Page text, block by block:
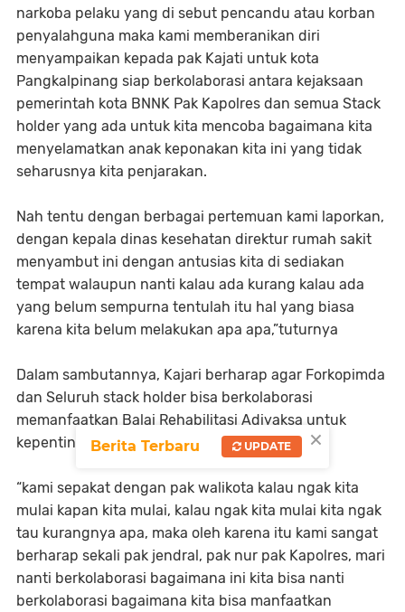
narkoba pelaku yang di sebut pencandu atau korban
penyalahguna maka kami memberanikan diri
menyampaikan kepada pak Kajati untuk kota
Pangkalpinang siap berkolaborasi antara kejaksaan
pemerintah kota BNNK Pak Kapolres dan semua Stack
holder yang ada untuk kita mencoba bagaimana kita
menyelamatkan anak keponakan kita ini yang tidak
seharusnya kita penjarakan.
Nah tentu dengan berbagai pertemuan kami laporkan,
dengan kepala dinas kesehatan direktur rumah sakit
menyambut ini dengan antusias kita di sediakan
tempat walaupun nanti kalau ada kurang kalau ada
yang belum sempurna tentulah itu hal yang biasa
karena kita belum melakukan apa apa,”tuturnya
Dalam sambutannya, Kajari berharap agar Forkopimda
dan Seluruh stack holder bisa berkolaborasi
memanfaatkan Balai Rehabilitasi Adiyaksa untuk
kepentingan masyarakat.
“kami sepakat dengan pak walikota kalau ngak kita
mulai kapan kita mulai, kalau ngak kita mulai kita ngak
tau kurangnya apa, maka oleh karena itu kami sangat
berharap sekali pak jendral, pak nur pak Kapolres, mari
nanti berkolaborasi bagaimana ini kita bisa nanti
berkolaborasi bagaimana kita bisa manfaatkan
×
Berita Terbaru UPDATE